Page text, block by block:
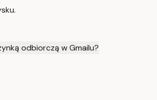
odbiorczą w Gmailu?